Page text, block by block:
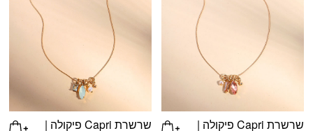
שרשרת Capri פיקולה |
שרשרת Capri פיקולה |